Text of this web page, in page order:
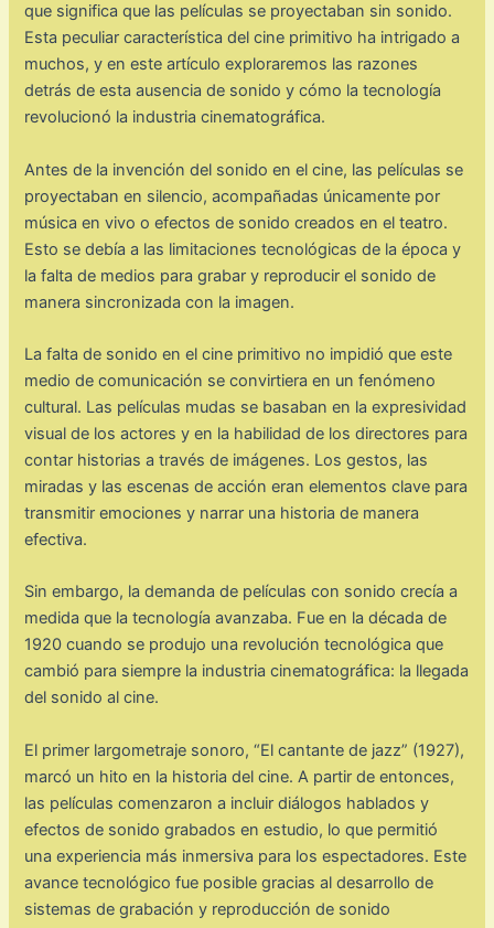
que significa que las películas se proyectaban sin sonido.
Esta peculiar característica del cine primitivo ha intrigado a
muchos, y en este artículo exploraremos las razones
detrás de esta ausencia de sonido y cómo la tecnología
revolucionó la industria cinematográfica.
Antes de la invención del sonido en el cine, las películas se
proyectaban en silencio, acompañadas únicamente por
música en vivo o efectos de sonido creados en el teatro.
Esto se debía a las limitaciones tecnológicas de la época y
la falta de medios para grabar y reproducir el sonido de
manera sincronizada con la imagen.
La falta de sonido en el cine primitivo no impidió que este
medio de comunicación se convirtiera en un fenómeno
cultural. Las películas mudas se basaban en la expresividad
visual de los actores y en la habilidad de los directores para
contar historias a través de imágenes. Los gestos, las
miradas y las escenas de acción eran elementos clave para
transmitir emociones y narrar una historia de manera
efectiva.
Sin embargo, la demanda de películas con sonido crecía a
medida que la tecnología avanzaba. Fue en la década de
1920 cuando se produjo una revolución tecnológica que
cambió para siempre la industria cinematográfica: la llegada
del sonido al cine.
El primer largometraje sonoro, “El cantante de jazz” (1927),
marcó un hito en la historia del cine. A partir de entonces,
las películas comenzaron a incluir diálogos hablados y
efectos de sonido grabados en estudio, lo que permitió
una experiencia más inmersiva para los espectadores. Este
avance tecnológico fue posible gracias al desarrollo de
sistemas de grabación y reproducción de sonido